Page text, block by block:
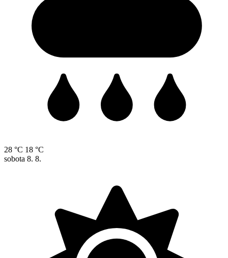
28 °C 18 °C
sobota 8. 8.